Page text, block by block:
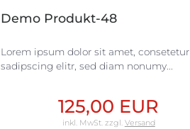
Demo Produkt-48
Lorem ipsum dolor sit amet, consetetur
sadipscing elitr, sed diam nonumy...
125,00 EUR
inkl. MwSt.zzgl. Versand